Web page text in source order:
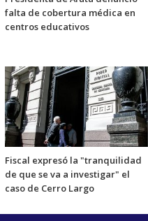
falta de cobertura médica en
centros educativos
Fiscal expresó la "tranquilidad
de que se va a investigar" el
caso de Cerro Largo